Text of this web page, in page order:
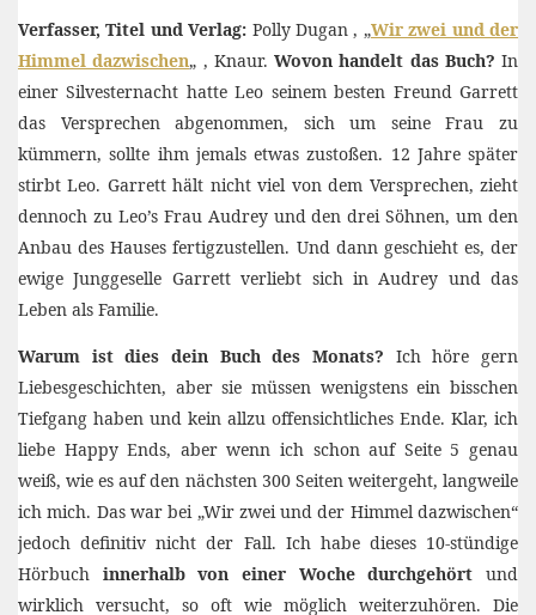
Verfasser, Titel und Verlag: Polly Dugan , „Wir zwei und der
Himmel dazwischen„ , Knaur. Wovon handelt das Buch? In
einer Silvesternacht hatte Leo seinem besten Freund Garrett
das Versprechen abgenommen, sich um seine Frau zu
kümmern, sollte ihm jemals etwas zustoßen. 12 Jahre später
stirbt Leo. Garrett hält nicht viel von dem Versprechen, zieht
dennoch zu Leo’s Frau Audrey und den drei Söhnen, um den
Anbau des Hauses fertigzustellen. Und dann geschieht es, der
ewige Junggeselle Garrett verliebt sich in Audrey und das
Leben als Familie.
Warum ist dies dein Buch des Monats? Ich höre gern
Liebesgeschichten, aber sie müssen wenigstens ein bisschen
Tiefgang haben und kein allzu offensichtliches Ende. Klar, ich
liebe Happy Ends, aber wenn ich schon auf Seite 5 genau
weiß, wie es auf den nächsten 300 Seiten weitergeht, langweile
ich mich. Das war bei „Wir zwei und der Himmel dazwischen“
jedoch definitiv nicht der Fall. Ich habe dieses 10-stündige
Hörbuch innerhalb von einer Woche durchgehört und
wirklich versucht, so oft wie möglich weiterzuhören. Die